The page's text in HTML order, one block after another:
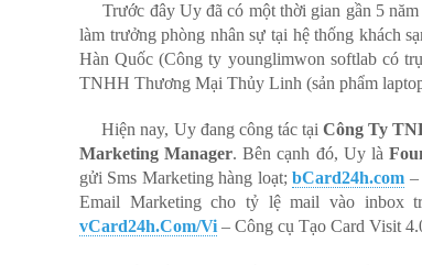
Trước đây Uy đã có một thời gian gần 5
làm trưởng phòng nhân sự tại hệ thống khách
Hàn Quốc (Công ty younglimwon softlab có
TNHH Thương Mại Thủy Linh (sản phẩm
Hiện nay, Uy đang công tác tại Công Ty
Marketing Manager. Bên cạnh đó, Uy là
gửi Sms Marketing hàng loạt;bCard24h.com –
Email Marketing cho tỷ lệ mail vào inbox
vCard24h.Com/Vi – Công cụ Tạo Card Visit